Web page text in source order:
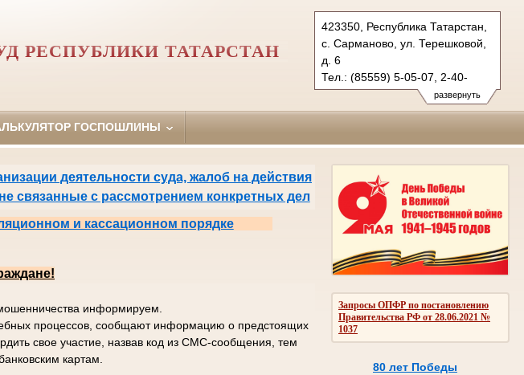
развернуть
423350, Республика Татарстан,
с. Сарманово, ул. Терешковой,
д. 6
Тел.: (85559) 5-05-07, 2-40-
35 (ф.)
sarmanovsky.tat@sudrf.ru
РЕСПУБЛИКИ ТАТАРСТАН
ГОСПОШЛИНЫ
Запросы ОПФР по постановлению
Правительства РФ от 28.06.2021 №
1037
80 лет Победы
деятельности суда, жалоб на действия
связанные с рассмотрением конкретных дел
и кассационном порядке
информируем.
процессов, сообщают информацию о предстоящих
свое участие, назвав код из СМС-сообщения, тем
картам.